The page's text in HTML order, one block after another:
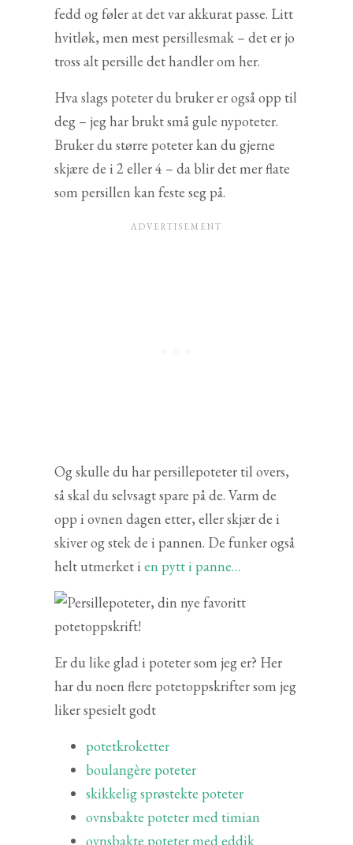
fedd og føler at det var akkurat passe. Litt
hvitløk, men mest persillesmak – det er jo
tross alt persille det handler om her.
Hva slags poteter du bruker er også opp til
deg – jeg har brukt små gule nypoteter.
Bruker du større poteter kan du gjerne
skjære de i 2 eller 4 – da blir det mer flate
som persillen kan feste seg på.
Og skulle du har persillepoteter til overs,
så skal du selvsagt spare på de. Varm de
opp i ovnen dagen etter, eller skjær de i
skiver og stek de i pannen. De funker også
helt utmerket i en pytt i panne…
Er du like glad i poteter som jeg er? Her
har du noen flere potetoppskrifter som jeg
liker spesielt godt
potetkroketter
boulangère poteter
skikkelig sprøstekte poteter
ovnsbakte poteter med timian
ovnsbakte poteter med eddik